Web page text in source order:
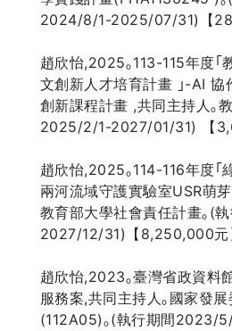
2024/8/1-2025/07/31)【
趙欣怡,2025｡113-115年度｢
文創新人才培育計畫 ｣-AI 協
創新課程計畫 ,共同主持人｡
2025/2/1-2027/01/31) 【
趙欣怡,2025｡114-116年度｢
兩河流域守護實驗室USR萌
教育部大學社會責任計畫｡(
2027/12/31)【8,250,000元
趙欣怡,2023｡臺灣省政資料
服務案,共同主持人｡國家發
(112A05)｡(執行期間2023/